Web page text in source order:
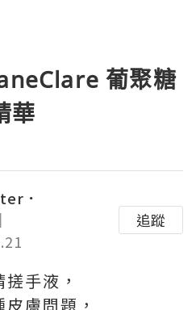
葡聚糖
華
．
追蹤
手液，
膚問題，